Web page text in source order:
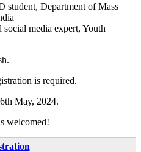
student, Department of Mass
media expert, Youth
is required.
May, 2024.
welcomed!